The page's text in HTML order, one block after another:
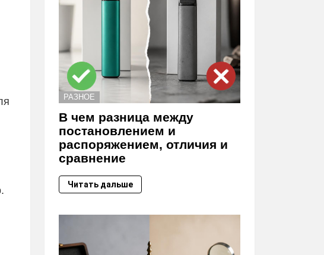
РАЗНОЕ
В чем разница между
постановлением и
распоряжением, отличия и
сравнение
Читать дальше